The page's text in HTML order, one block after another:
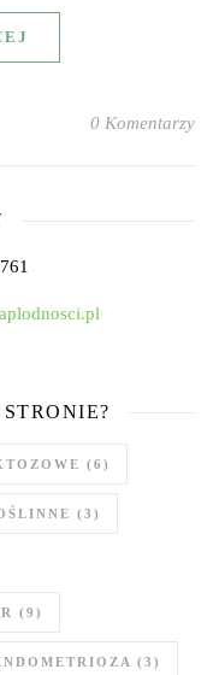
0 Komentarzy
(6)
(3)
(9)
(3)